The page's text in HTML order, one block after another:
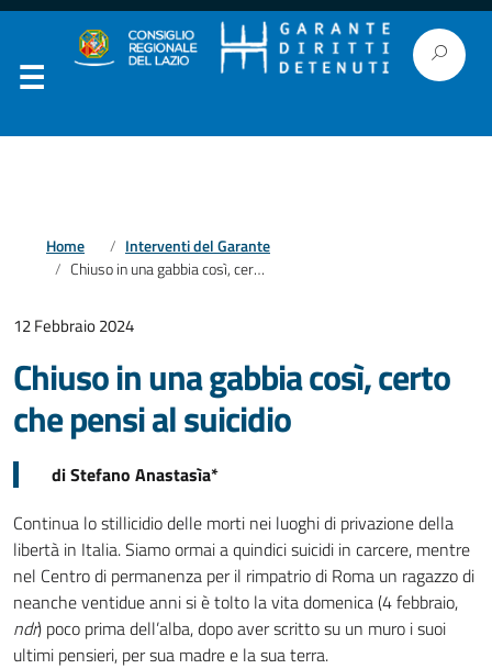
Home
Interventi del Garante
Chiuso in una gabbia così, certo che pensi al suicidio
12 Febbraio 2024
Chiuso in una gabbia così, certo
che pensi al suicidio
di Stefano Anastasìa*
Continua lo stillicidio delle morti nei luoghi di privazione della
libertà in Italia. Siamo ormai a quindici suicidi in carcere, mentre
nel Centro di permanenza per il rimpatrio di Roma un ragazzo di
neanche ventidue anni si è tolto la vita domenica (4 febbraio,
ndr) poco prima dell’alba, dopo aver scritto su un muro i suoi
ultimi pensieri, per sua madre e la sua terra.